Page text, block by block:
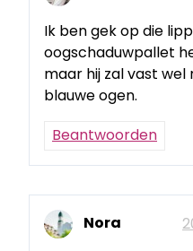
Ik ben gek op die
oogschaduwpallet
maar hij zal vast wel
blauwe ogen.
Beantwoorden
Nora